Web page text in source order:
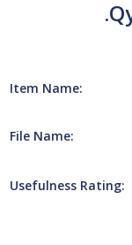
Item Name:
File Name:
Usefulness Rating: